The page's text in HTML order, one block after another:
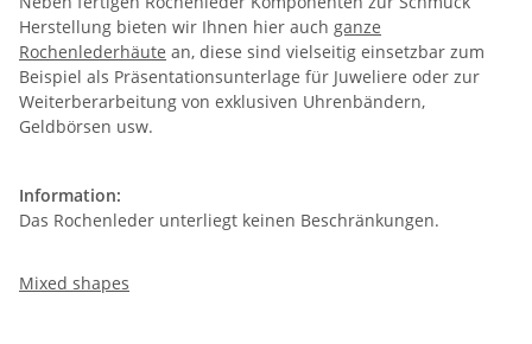
Herstellung bieten wir Ihnen hier auch ganze
Rochenlederhäute an, diese sind vielseitig einsetzbar zum
Beispiel als Präsentationsunterlage für Juweliere oder zur
Weiterberarbeitung von exklusiven Uhrenbändern,
Geldbörsen usw.
Information:
Das Rochenleder unterliegt keinen Beschränkungen.
Mixed shapes